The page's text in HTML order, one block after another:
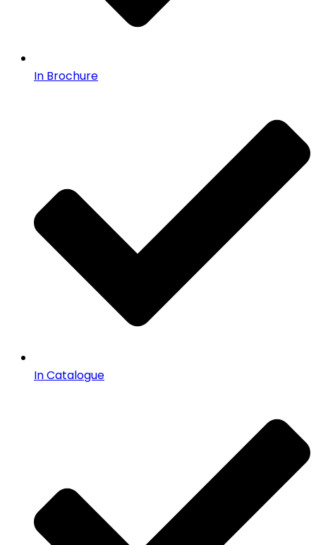
In Brochure
In Catalogue